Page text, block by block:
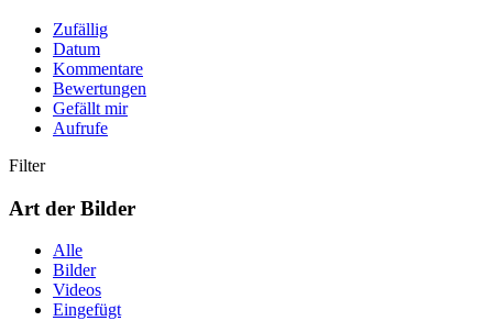
Zufällig
Datum
Kommentare
Bewertungen
Gefällt mir
Aufrufe
Filter
Art der Bilder
Alle
Bilder
Videos
Eingefügt